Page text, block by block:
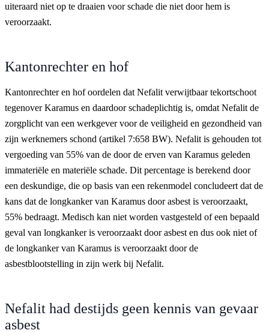
uiteraard niet op te draaien voor schade die niet door hem is
veroorzaakt.
Kantonrechter en hof
Kantonrechter en hof oordelen dat Nefalit verwijtbaar tekortschoot
tegenover Karamus en daardoor schadeplichtig is, omdat Nefalit de
zorgplicht van een werkgever voor de veiligheid en gezondheid van
zijn werknemers schond (artikel 7:658 BW). Nefalit is gehouden tot
vergoeding van 55% van de door de erven van Karamus geleden
immateriële en materiële schade. Dit percentage is berekend door
een deskundige, die op basis van een rekenmodel concludeert dat de
kans dat de longkanker van Karamus door asbest is veroorzaakt,
55% bedraagt. Medisch kan niet worden vastgesteld of een bepaald
geval van longkanker is veroorzaakt door asbest en dus ook niet of
de longkanker van Karamus is veroorzaakt door de
asbestblootstelling in zijn werk bij Nefalit.
Nefalit had destijds geen kennis van gevaar
asbest